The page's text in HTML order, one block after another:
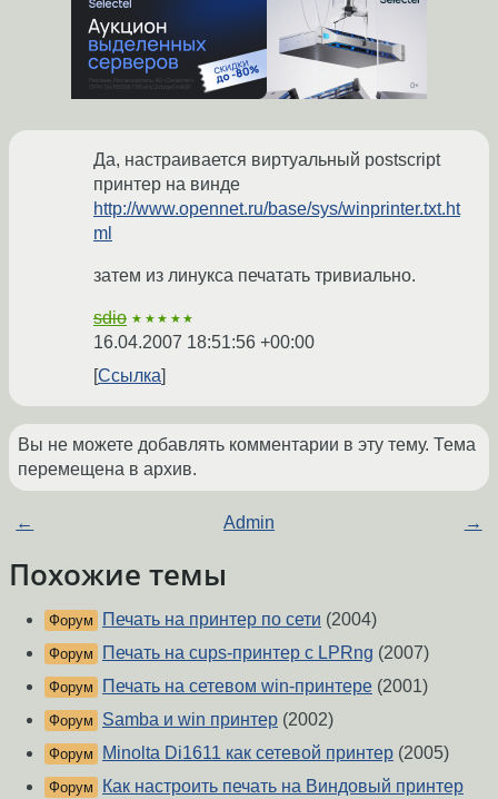
Да, настраивается виртуальный postscript
принтер на винде
http://www.opennet.ru/base/sys/winprinter.txt.ht
ml
затем из линукса печатать тривиально.
sdio ★★★★★
16.04.2007 18:51:56 +00:00
Ссылка
Вы не можете добавлять комментарии в эту тему. Тема
перемещена в архив.
← Admin →
Похожие темы
Форум Печать на принтер по сети (2004)
Форум Печать на cups-принтер с LPRng (2007)
Форум Печать на сетевом win-принтере (2001)
Форум Samba и win принтер (2002)
Форум Minolta Di1611 как сетевой принтер (2005)
Форум Как настроить печать на Виндовый принтер